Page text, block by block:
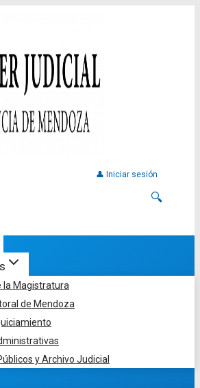
👤 Iniciar sesión
🔍
la Magistratura
de Mendoza
y Archivo Judicial